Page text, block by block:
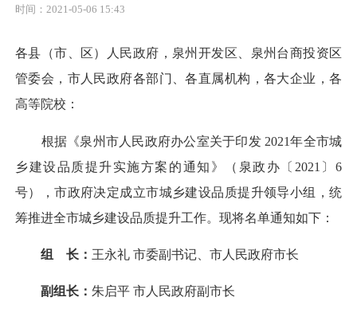
时间：2021-05-06 15:43
各县（市、区）人民政府，泉州开发区、泉州台商投资区
管委会，市人民政府各部门、各直属机构，各大企业，各
高等院校：
根据《泉州市人民政府办公室关于印发2021年全市城
乡建设品质提升实施方案的通知》（泉政办〔 2021 〕6
号），市政府决定成立市城乡建设品质提升领导小组，统
筹推进全市城乡建设品质提升工作。现将名单通知如下：
组 长： 王永礼 市委副书记、市人民政府市长
副组长： 朱启平 市人民政府副市长